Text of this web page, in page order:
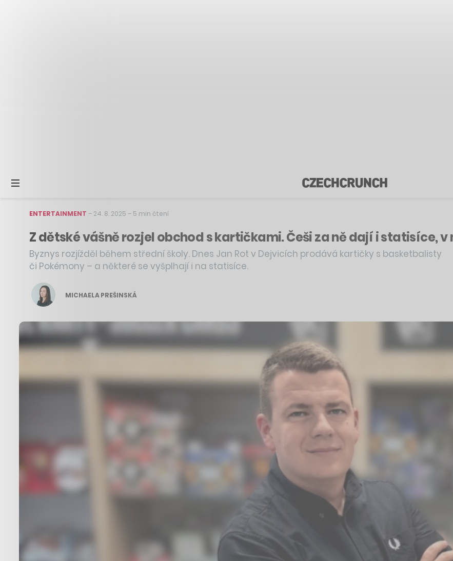
ENTERTAINMENT – 24. 8. 2025 – 5 min čtení
Z dětské vášně rozjel obchod s kartičkami. Češi za ně dají i statisíce,
Byznys rozjížděl během střední školy. Dnes Jan Rot v Dejvicích prodává kartičky s basketbalisty
či Pokémony – a některé se vyšplhají i na statisíce.
MICHAELA PREŠINSKÁ